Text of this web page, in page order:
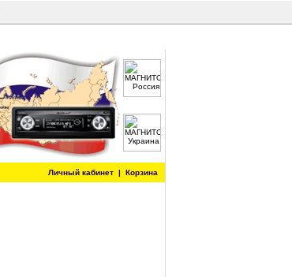
Личный кабинет | Корзина